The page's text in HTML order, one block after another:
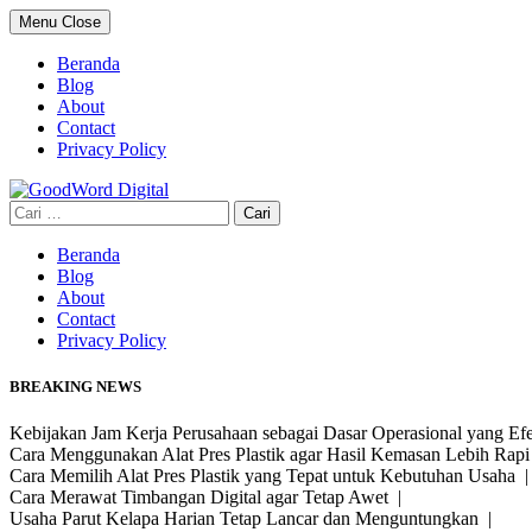
Skip
to
content
Menu Close
Beranda
Blog
About
Contact
Privacy Policy
Cari
untuk:
Beranda
Blog
About
Contact
Privacy Policy
BREAKING NEWS
Kebijakan Jam Kerja Perusahaan sebagai Dasar Operasional yang
Cara Menggunakan Alat Pres Plastik agar Hasil Kemasan Lebih
Cara Memilih Alat Pres Plastik yang Tepat untuk Kebutuhan Usaha |
Cara Merawat Timbangan Digital agar Tetap Awet |
Usaha Parut Kelapa Harian Tetap Lancar dan Menguntungkan |